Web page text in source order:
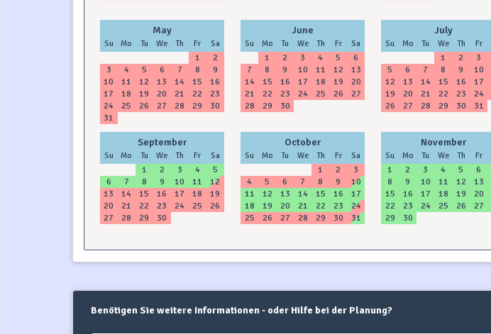
May
Su Mo Tu We Th Fr Sa
1
2
3
4 5 6 7 8
9
10
11 12 13 14 15
16
17
18 19 20 21 22
23
24
25 26 27 28 29
30
31
June
Su Mo Tu We Th Fr Sa
1 2 3 4 5
6
7
8 9 10 11 12
13
14
15 16 17 18 19
20
21
22 23 24 25 26
27
28
29 30
July
Su Mo Tu We Th Fr
1 2 3
5
6 7 8 9 10
12
13 14 15 16 17
19
20 21 22 23 24
26
27 28 29 30 31
September
Su Mo Tu We Th Fr Sa
1 2 3 4
5
6
7 8 9 10 11
12
13
14 15 16 17 18
19
20
21 22 23 24 25
26
27
28 29 30
October
Su Mo Tu We Th Fr Sa
1 2
3
4
5 6 7 8 9
10
11
12 13 14 15 16
17
18
19 20 21 22 23
24
25
26 27 28 29 30 31
November
Su Mo Tu We Th Fr
1 2 3 4 5 6
8
9 10 11 12 13
15
16 17 18 19 20
22
23 24 25 26 27
29
30
Benötigen Sie weitere Informationen - oder Hilfe bei der Planung?